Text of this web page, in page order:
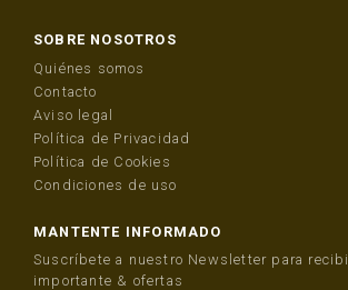
SOBRE NOSOTROS
Quiénes somos
Contacto
Aviso legal
Política de Privacidad
Política de Cookies
Condiciones de uso
MANTENTE INFORMADO
Suscríbete a nuestro Newsletter para
importante & ofertas